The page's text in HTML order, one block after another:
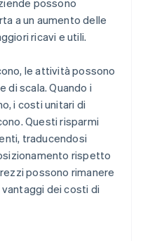
possono
a un aumento delle
ricavi e utili.
le attività possono
di scala. Quando i
i costi unitari di
Questi risparmi
traducendosi
rispetto
possono rimanere
dei costi di